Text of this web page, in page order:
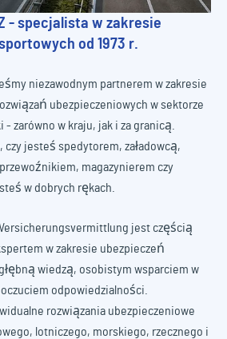
- specjalista w zakresie
od 1973 r.
niezawodnym partnerem w zakresie
ubezpieczeniowych w sektorze
zarówno w kraju, jak i za granicą.
czy jesteś spedytorem, załadowcą,
magazynierem czy
w dobrych rękach.
Versicherungsvermittlung jest częścią
w zakresie ubezpieczeń
wiedzą, osobistym wsparciem w
odpowiedzialności.
rozwiązania ubezpieczeniowe
lotniczego, morskiego, rzecznego i